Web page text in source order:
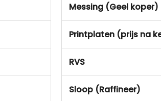
Messing (Geel koper)
Printplaten (prijs na
RVS
Sloop (Raffineer)